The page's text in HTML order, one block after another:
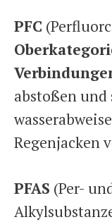
PFC
abstoßen
Regenjacken
PFAS (Per-